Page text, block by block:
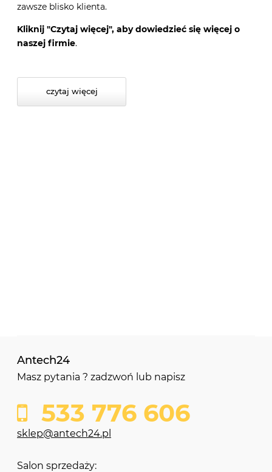
zawsze blisko klienta.
Kliknij "Czytaj więcej", aby dowiedzieć się więcej o
naszej firmie.
czytaj więcej
Antech24
Masz pytania ? zadzwoń lub napisz
533 776 606
sklep@antech24.pl
Salon sprzedaży: